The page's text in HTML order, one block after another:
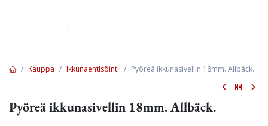
Kauppa Ikkunaentisöinti Pyöreä ikkunasivellin 18mm. Allbäck.
Pyöreä ikkunasivellin 18mm. Allbäck.